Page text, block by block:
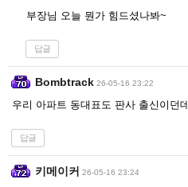
부장님 오늘 뭔가 힘드셨나봐~
답글
Bombtrack 26-05-16 23:22
우리 아파트 동대표도 판사 출신이던
답글
키메이커 26-05-16 23:24